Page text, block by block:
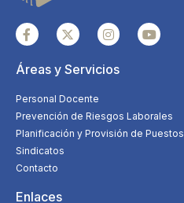
Áreas y Servicios
Personal Docente
Prevención de Riesgos Laborales
Planificación y Provisión de Puestos
Sindicatos
Contacto
Enlaces